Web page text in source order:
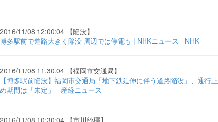
2016/11/08 12:00:04 【陥没】
博多駅前で道路大きく陥没 周辺では停電も | NHKニュース - NHK
2016/11/08 11:30:04 【福岡市交通局】
【博多駅前陥没】福岡市交通局「地下鉄延伸に伴う道路陥没」、通行止
め期間は「未定」 - 産経ニュース
2016/11/08 10:30:04 【市川紗椰】